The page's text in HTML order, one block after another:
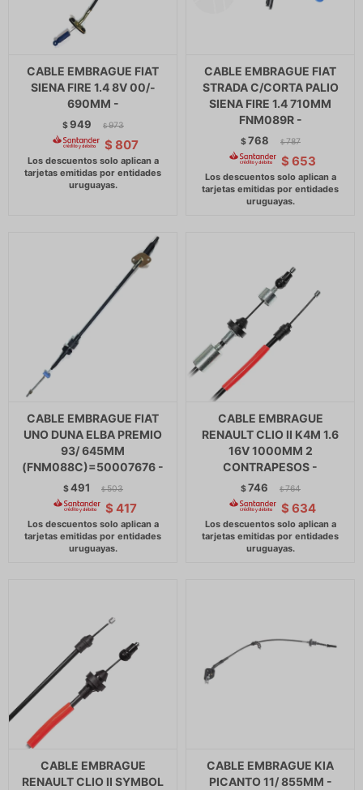
CABLE EMBRAGUE FIAT
SIENA FIRE 1.4 8V 00/-
690MM -
$949 $ 973
$ 807
CABLE EMBRAGUE FIAT
STRADA C/CORTA PALIO
SIENA FIRE 1.4 710MM
FNM089R -
$768 $ 787
$ 653
CABLE EMBRAGUE FIAT
UNO DUNA ELBA PREMIO
93/ 645MM
(FNM088C)=50007676 -
$491 $ 503
$ 417
CABLE EMBRAGUE
RENAULT CLIO II K4M 1.6
16V 1000MM 2
CONTRAPESOS -
$746 $ 764
$ 634
CABLE EMBRAGUE
RENAULT CLIO II SYMBOL
CABLE EMBRAGUE KIA
PICANTO 11/ 855MM -